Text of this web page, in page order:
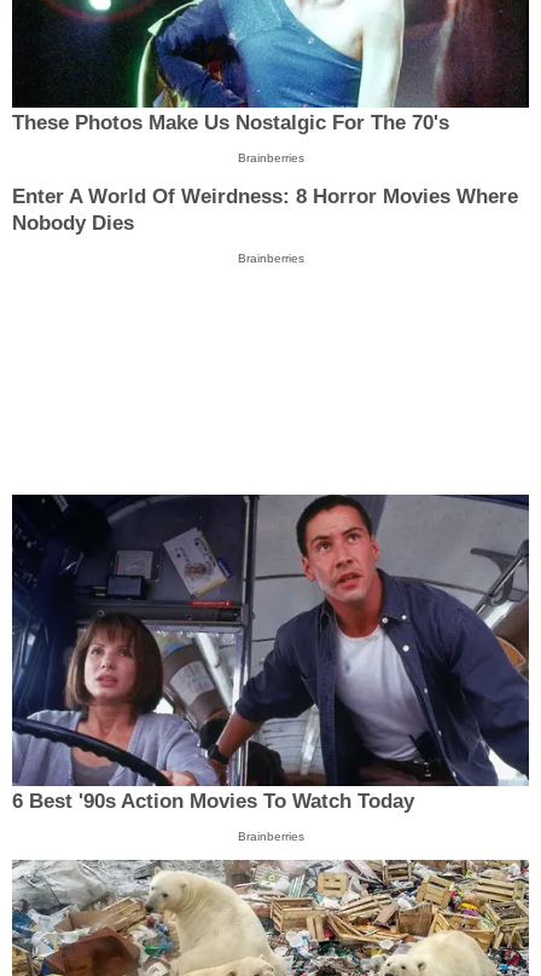
These Photos Make Us Nostalgic For The 70's
Brainberries
Enter A World Of Weirdness: 8 Horror Movies Where
Nobody Dies
Brainberries
6 Best '90s Action Movies To Watch Today
Brainberries